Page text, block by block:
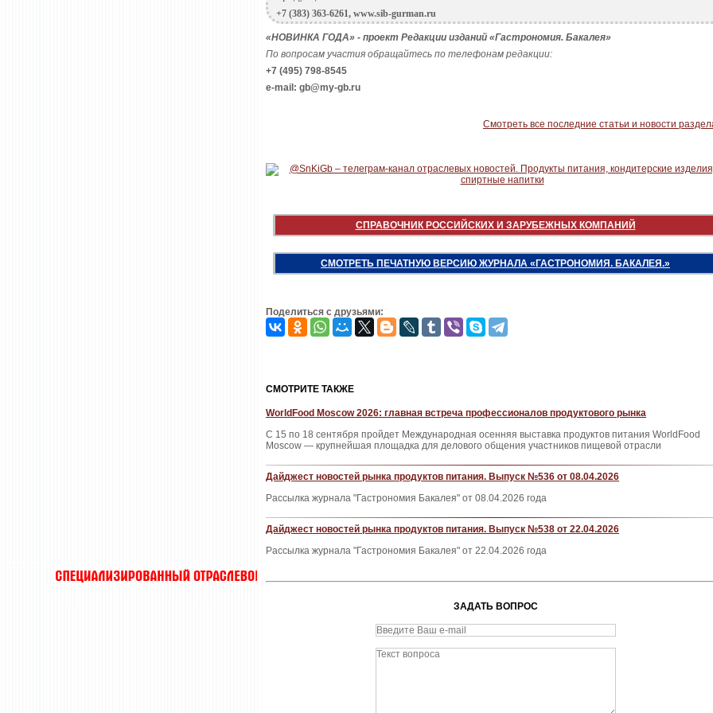
+7 (383) 363-6261, www.sib-gurman.ru
«НОВИНКА ГОДА» - проект Редакции изданий «Гастрономия. Бакалея»
По вопросам участия обращайтесь по телефонам редакции:
+7 (495) 798-8545
e-mail: gb@my-gb.ru
Смотреть все последние статьи и новости
СПРАВОЧНИК РОССИЙСКИХ И ЗАРУБЕЖНЫХ КОМПАНИЙ
СМОТРЕТЬ ПЕЧАТНУЮ ВЕРСИЮ ЖУРНАЛА «ГАСТРОНОМИЯ. БАКАЛЕЯ.»
Поделиться с друзьями:
CМОТРИТЕ ТАКЖЕ
WorldFood Moscow 2026: главная встреча профессионалов продуктового рынка
С 15 по 18 сентября пройдет Международная осенняя выставка продуктов питания WorldFood
Moscow — крупнейшая площадка для делового общения участников пищевой отрасли
Дайджест новостей рынка продуктов питания. Выпуск №536 от 08.04.2026
Рассылка журнала "Гастрономия Бакалея" от 08.04.2026 года
Дайджест новостей рынка продуктов питания. Выпуск №538 от 22.04.2026
Рассылка журнала "Гастрономия Бакалея" от 22.04.2026 года
ЗАДАТЬ ВОПРОС